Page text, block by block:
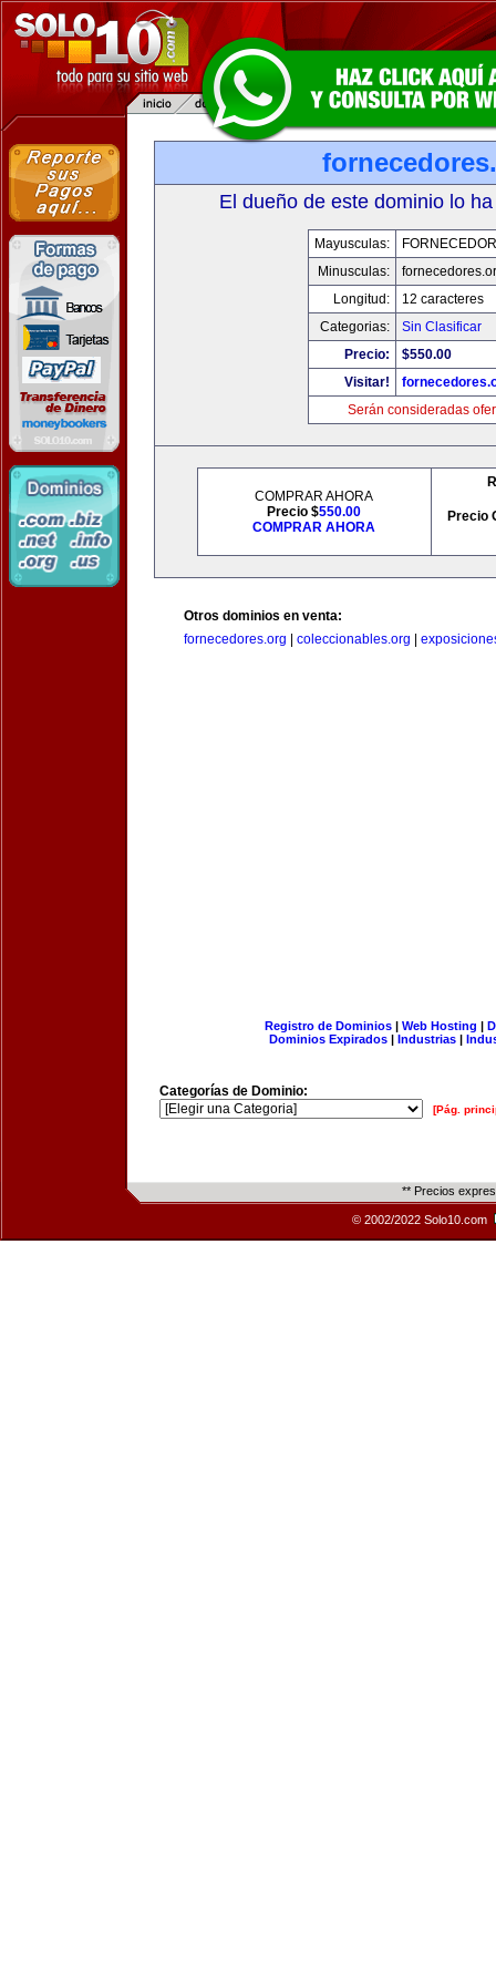
El dueño de este dominio lo
Mayusculas:
Minusculas:
Longitud:
12 caracteres
Categorias:
Sin Clasificar
Precio:
$550.00
Visitar!
Serán consideradas
COMPRAR AHORA
Precio $550.00
COMPRAR AHORA
Precio
Otros dominios en venta:
fornecedores.org
coleccionables.org
Registro de Dominios| Web Hosting |
Dominios Expirados | Industrias |
Categorías de Dominio:
[Pág.
** Precios
© 2002/2022 Solo10.com